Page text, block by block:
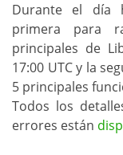
Durante el día
primera para
principales de
17:00 UTC y la
5 principales
Todos los
errores están